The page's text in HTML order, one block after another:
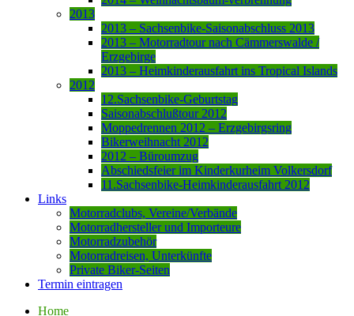
2013
2013 – Sachsenbike-Saisonabschluss 2013
2013 – Motorradtour nach Cämmerswalde /
Erzgebirge
2013 – Heimkinderausfahrt ins Tropical Islands
2012
12.Sachsenbike-Geburtstag
Saisonabschlußtour 2012
Moppedrennen 2012 – Erzgebirgsring
Bikerweihnacht 2012
2012 – Büroumzug
Abschiedsfeier im Kinderkurheim Volkersdorf
11.Sachsenbike-Heimkinderausfahrt 2012
Links
Motorradclubs, Vereine/Verbände
Motorradhersteller und Importeure
Motorradzubehör
Motorradreisen, Unterkünfte
Private Biker-Seiten
Termin eintragen
Home